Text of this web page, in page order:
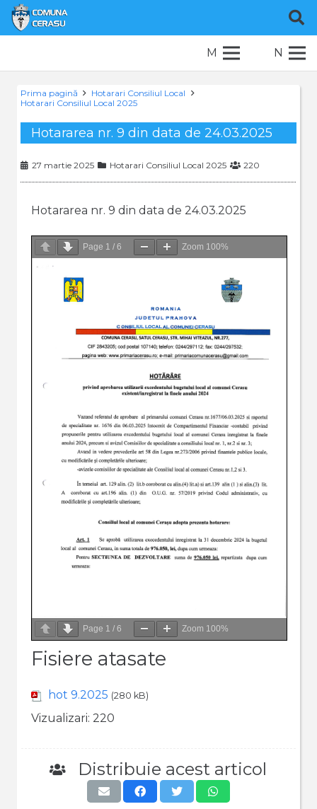
M N
Prima pagină
Hotarari Consiliul Local
Hotarari Consiliul Local 2025
Hotararea nr. 9 din data de 24.03.2025
27 martie 2025 Hotarari Consiliul Local 2025 220
Hotararea nr. 9 din data de 24.03.2025
Page 1 / 6 Zoom 100%
Page 1 / 6 Zoom 100%
Fisiere atasate
hot 9.2025 (280 kB)
Vizualizari: 220
Distribuie acest articol